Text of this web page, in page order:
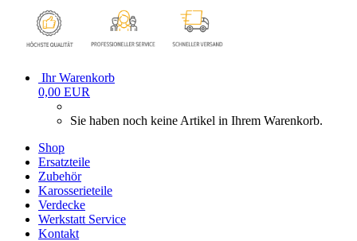
Ihr Warenkorb
0,00 EUR
Sie haben noch keine Artikel in Ihrem Warenkorb.
Shop
Ersatzteile
Zubehör
Karosserieteile
Verdecke
Werkstatt Service
Kontakt